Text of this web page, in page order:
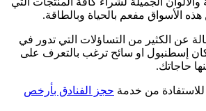
الأسواق مفعم بالحياة وبالطاقة.
عن الكثير من التساؤلات التي تدور في
إسطنبول او سائح ترغب بالتعرف على
حاجاتك.
من خدمة حجز الفنادق بأرخص